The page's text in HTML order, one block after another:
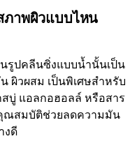
ภาพผิวแบบไหน
นรูปคลีนซิ่งแบบน้ำนั้นเป็น
ผิวผสม เป็นพิเศษสำหรับ
สบู่ แอลกอฮอลล์ หรือสาร
ณสมบัติช่วยลดความมัน
งดี